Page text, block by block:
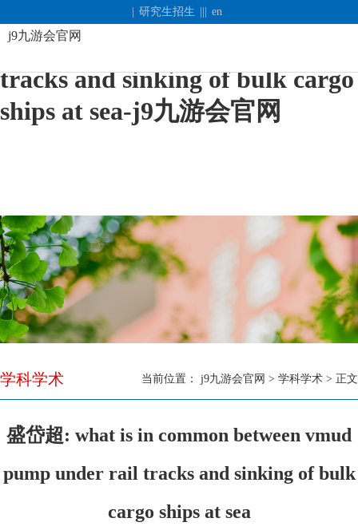
盛岱超: what is in common
between vmud pump under rail
tracks and sinking of bulk cargo
ships at sea-j9九游会官网
研究生招生 en
j9九游会官网
j9
官
网
长
新
闻
学科学术 当前位置： j9九游会官网 > 学科学术 > 正文
盛岱超: what is in common between vmud
pump under rail tracks and sinking of bulk
cargo ships at sea